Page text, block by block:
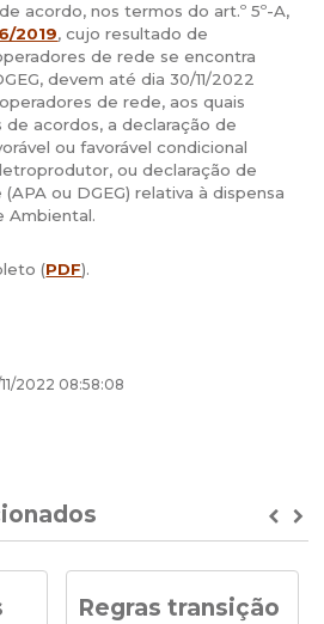
acordo, nos termos do art.º 5º-A,
2019, cujo resultado de
de rede se encontra
devem até dia 30/11/2022
de rede, aos quais
acordos, a declaração de
ou favorável condicional
ou declaração de
ou DGEG) relativa à dispensa
Ambiental.
(PDF).
2022 08:58:08
Regras transição